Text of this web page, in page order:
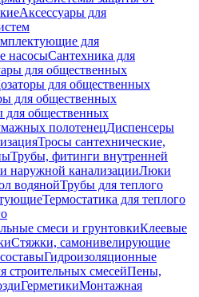
Аксессуары для
для
насосыСантехника для
для общественных
для общественных
для общественных
для общественных
полотенецДиспенсеры
Тросы сантехнические,
Трубы, фитинги внутренней
наружной канализацииЛюки
водянойТрубы для теплого
Термостатика для теплого
смеси и грунтовкиКлеевые
Стяжки, самонивелирующие
Гидроизоляционные
строительных смесейПены,
ГерметикиМонтажная